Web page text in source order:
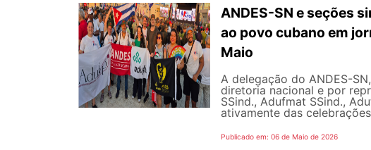
ANDES-SN e seções
ao povo cubano em
Maio
A delegação do ANDES-
diretoria nacional e por
SSind., Adufmat SSind.,
ativamente das
Publicado em: 06 de Maio de 2026